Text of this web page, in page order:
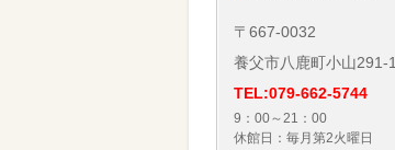
〒667-0032
養父市八鹿町小山291-1
TEL:079-662-5744
9：00～21：00
休館日：毎月第2火曜日